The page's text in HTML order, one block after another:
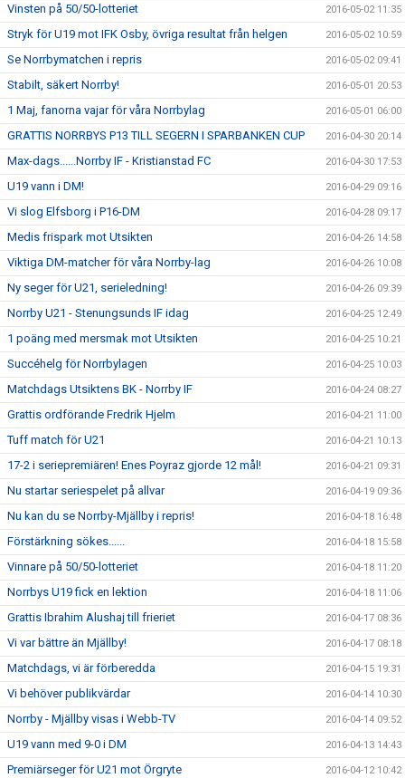
Vinsten på 50/50-lotteriet 2016-05-02 11:35
Stryk för U19 mot IFK Osby, övriga resultat från helgen 2016-05-02 10:59
Se Norrbymatchen i repris 2016-05-02 09:41
Stabilt, säkert Norrby! 2016-05-01 20:53
1 Maj, fanorna vajar för våra Norrbylag 2016-05-01 06:00
GRATTIS NORRBYS P13 TILL SEGERN I SPARBANKEN CUP 2016-04-30 20:14
Max-dags......Norrby IF - Kristianstad FC 2016-04-30 17:53
U19 vann i DM! 2016-04-29 09:16
Vi slog Elfsborg i P16-DM 2016-04-28 09:17
Medis frispark mot Utsikten 2016-04-26 14:58
Viktiga DM-matcher för våra Norrby-lag 2016-04-26 10:08
Ny seger för U21, serieledning! 2016-04-26 09:39
Norrby U21 - Stenungsunds IF idag 2016-04-25 12:49
1 poäng med mersmak mot Utsikten 2016-04-25 10:21
Succéhelg för Norrbylagen 2016-04-25 10:03
Matchdags Utsiktens BK - Norrby IF 2016-04-24 08:27
Grattis ordförande Fredrik Hjelm 2016-04-21 11:00
Tuff match för U21 2016-04-21 10:13
17-2 i seriepremiären! Enes Poyraz gjorde 12 mål! 2016-04-21 09:31
Nu startar seriespelet på allvar 2016-04-19 09:36
Nu kan du se Norrby-Mjällby i repris! 2016-04-18 16:48
Förstärkning sökes...... 2016-04-18 15:58
Vinnare på 50/50-lotteriet 2016-04-18 11:20
Norrbys U19 fick en lektion 2016-04-18 11:06
Grattis Ibrahim Alushaj till frieriet 2016-04-17 08:36
Vi var bättre än Mjällby! 2016-04-17 08:18
Matchdags, vi är förberedda 2016-04-15 19:31
Vi behöver publikvärdar 2016-04-14 10:30
Norrby - Mjällby visas i Webb-TV 2016-04-14 09:52
U19 vann med 9-0 i DM 2016-04-13 14:43
Premiärseger för U21 mot Örgryte 2016-04-12 10:42